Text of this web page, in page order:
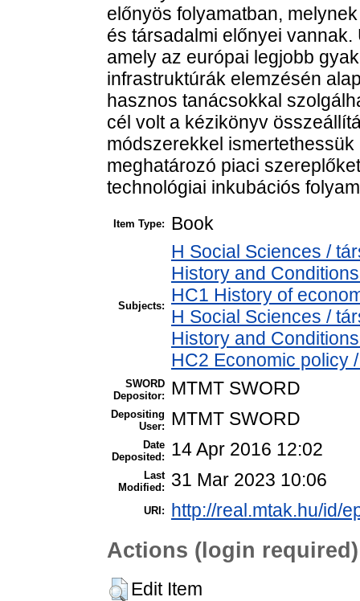
előnyös folyamatban,
és társadalmi előnyei
amely az európai legjobb
infrastruktúrák elemzésén
hasznos tanácsokkal
cél volt a kézikönyv
módszerekkel
meghatározó piaci
technológiai inkubációs
Item Type: Book
Subjects:
H Social Sciences /
History and
HC1 History of
H Social Sciences /
History and
HC2 Economic policy
SWORD
Depositor:
MTMT SWORD
Depositing
User:
MTMT SWORD
Date
Deposited:
14 Apr 2016 12:02
Last
Modified:
31 Mar 2023 10:06
URI: http://real.mtak.hu/id/
Actions (login required)
Edit Item